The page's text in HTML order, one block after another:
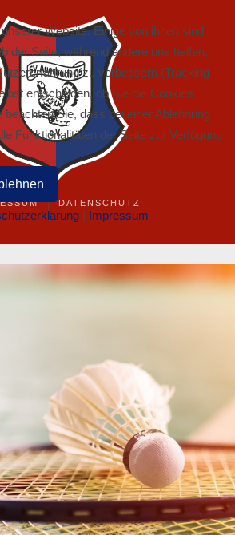
DATENSCHUTZ
Website. Einige von ihnen sind
der Seite, während andere uns helfen,
zu verbessern (Tracking
entscheiden, ob Sie die Cookies
Sie, dass bei einer Ablehnung
Funktionalitäten der Seite zur Verfügung
| Impressum